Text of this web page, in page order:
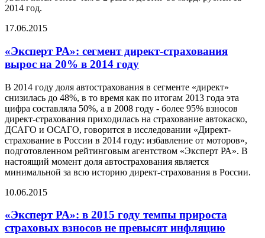
2014 год.
17.06.2015
«Эксперт РА»: сегмент директ-страхования
вырос на 20% в 2014 году
В 2014 году доля автострахования в сегменте «директ»
снизилась до 48%, в то время как по итогам 2013 года эта
цифра составляла 50%, а в 2008 году - более 95% взносов
директ-страхования приходилась на страхование автокаско,
ДСАГО и ОСАГО, говорится в исследовании «Директ-
страхование в России в 2014 году: избавление от моторов»,
подготовленном рейтинговым агентством «Эксперт РА». В
настоящий момент доля автострахования является
минимальной за всю историю директ-страхования в России.
10.06.2015
«Эксперт РА»: в 2015 году темпы прироста
страховых взносов не превысят инфляцию